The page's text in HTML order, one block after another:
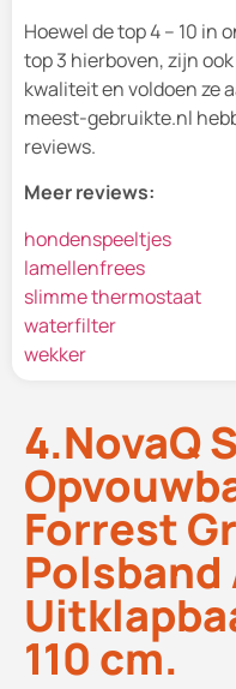
Hoewel de top 4 – 10 in
top 3 hierboven, zijn
kwaliteit en voldoen ze
meest-gebruikte.nl
reviews.
Meer reviews:
hondenspeeltjes
lamellenfrees
slimme thermostaat
waterfilter
wekker
4.NovaQ
Forrest
110 cm.